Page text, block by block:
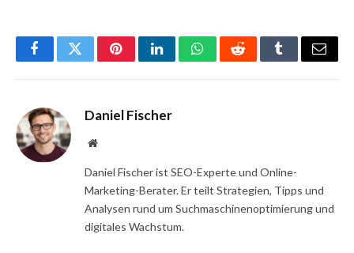
FacebookTwitterPinterestLinkedInWhatsAppRedditTumblrEmail
Daniel Fischer
Website
Daniel Fischer ist SEO-Experte und Online-
Marketing-Berater. Er teilt Strategien, Tipps und
Analysen rund um Suchmaschinenoptimierung und
digitales Wachstum.